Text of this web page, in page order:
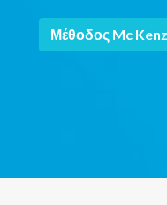
Μέθοδος Mc